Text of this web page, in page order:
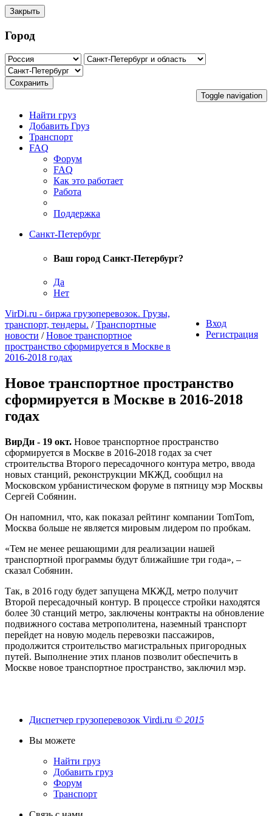
Закрыть
Город
Сохранить
Toggle navigation
Найти груз
Добавить Груз
Транспорт
FAQ
Форум
FAQ
Как это работает
Работа
Поддержка
Санкт-Петербург
Ваш город Санкт-Петербург?
Да
Нет
Вход
Регистрация
VirDi.ru - биржа грузоперевозок. Грузы,
транспорт, тендеры. /Транспортные
новости /Новое транспортное
пространство сформируется в Москве в
2016-2018 годах
Новое транспортное пространство
сформируется в Москве в 2016-2018
годах
ВирДи - 19 окт. Новое транспортное пространство
сформируется в Москве в 2016-2018 годах за счет
строительства Второго пересадочного контура метро, ввода
новых станций, реконструкции МКЖД, сообщил на
Московском урбанистическом форуме в пятницу мэр Москвы
Сергей Собянин.
Он напомнил, что, как показал рейтинг компании TomTom,
Москва больше не является мировым лидером по пробкам.
«Тем не менее решающими для реализации нашей
транспортной программы будут ближайшие три года», –
сказал Собянин.
Так, в 2016 году будет запущена МКЖД, метро получит
Второй пересадочный контур. В процессе стройки находятся
более 30 станций метро, заключены контракты на обновление
подвижного состава метрополитена, наземный транспорт
перейдет на новую модель перевозки пассажиров,
продолжится строительство магистральных пригородных
путей. Выполнение этих планов позволит обеспечить в
Москве новое транспортное пространство, заключил мэр.
Диспетчер грузоперевозок Virdi.ru © 2015
Вы можете
Найти груз
Добавить груз
Форум
Транспорт